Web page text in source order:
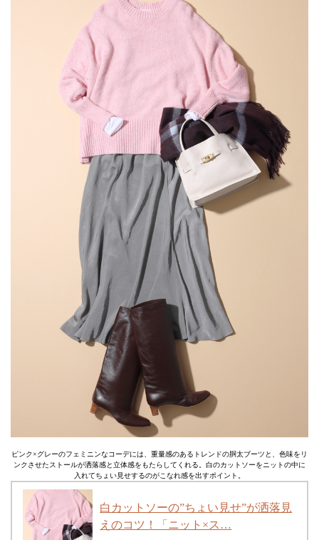
ピンク×グレーのフェミニンなコーデには、重量感のあるトレンドの胴太ブーツと、色味をリ
ンクさせたストールが洒落感と立体感をもたらしてくれる。白のカットソーをニットの中に
入れてちょい見せするのがこなれ感を出すポイント。
白カットソーの”ちょい見せ”が洒落見
えのコツ！「ニット×ス…